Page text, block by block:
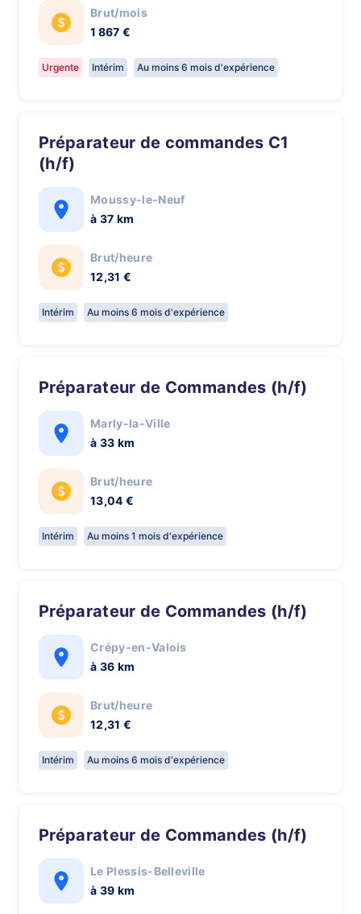
Brut/mois
1 867 €
Urgente Intérim Au moins 6 mois d'expérience
Préparateur de commandes C1
(h/f)
Moussy-le-Neuf
à 37 km
Brut/heure
12,31 €
Intérim Au moins 6 mois d'expérience
Préparateur de Commandes (h/f)
Marly-la-Ville
à 33 km
Brut/heure
13,04 €
Intérim Au moins 1 mois d'expérience
Préparateur de Commandes (h/f)
Crépy-en-Valois
à 36 km
Brut/heure
12,31 €
Intérim Au moins 6 mois d'expérience
Préparateur de Commandes (h/f)
Le Plessis-Belleville
à 39 km